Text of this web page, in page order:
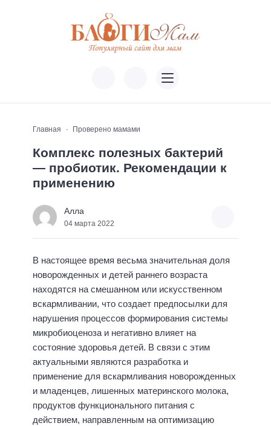
Главная Проверено мамами
Комплекс полезных бактерий
— пробиотик. Рекомендации к
применению
Алла
04 марта 2022
В настоящее время весьма значительная доля
новорожденных и детей раннего возраста
находятся на смешанном или искусственном
вскармливании, что создает предпосылки для
нарушения процессов формирования системы
микробиоценоза и негативно влияет на
состояние здоровья детей. В связи с этим
актуальными являются разработка и
применение для вскармливания новорожденных
и младенцев, лишенных материнского молока,
продуктов функционального питания с
действием, направленным на оптимизацию